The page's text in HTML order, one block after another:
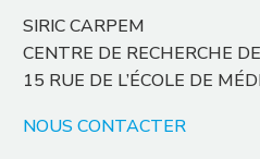
SIRIC CARPEM
CENTRE DE RECHERCHE
15 RUE DE L’ÉCOLE DE
NOUS CONTACTER